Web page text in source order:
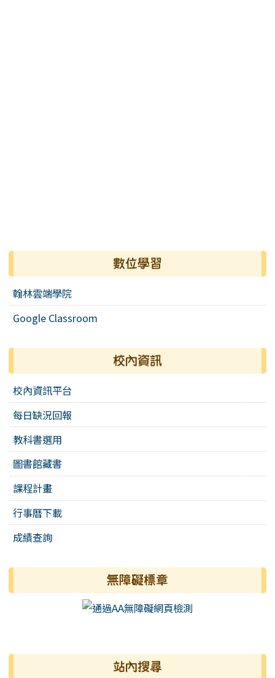
數位學習
翰林雲端學院
Google Classroom
校內資訊
校內資訊平台
每日缺況回報
教科書選用
圖書館藏書
課程計畫
行事曆下載
成績查詢
無障礙標章
右邊區域內容 站內搜尋